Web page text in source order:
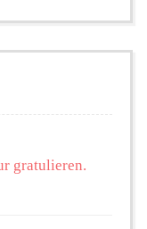
gratulieren.